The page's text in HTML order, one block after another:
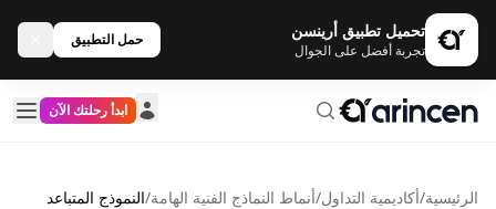
تحميل تطبيق أرينسن
تجربة أفضل على الجوال
حمل التطبيق
ابدأ رحلتك الآن
الرئيسية/أكاديمية التداول/أنماط النماذج الفنية الهامة/النموذج المتباعد